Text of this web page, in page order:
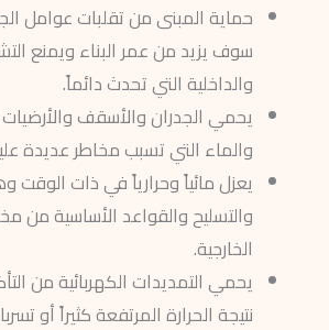
حماية المبنى من تقلبات عوامل
سوف يزيد من عمر البناء ويمنع
والداخلية التي تحدث دائماً.
يحمي الجدران والأسقف والأرضيات
والماء التي تسبب مخاطر عديدة
يعزل مائياً وحرارياً في ذات الوقت
والتسليح والقواعد الأساسية من
الخارجية.
يحمي التمديدات الكهربائية من
نتيجة الحرارة المرتفعة كثيراً أو